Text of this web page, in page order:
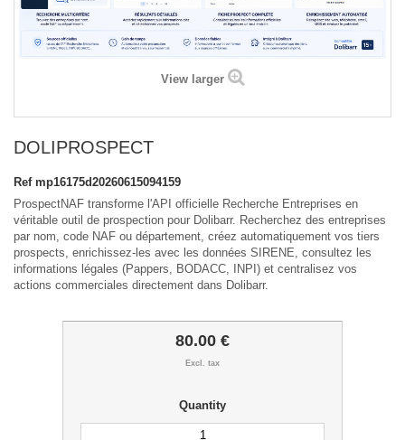
View larger
DOLIPROSPECT
Ref mp16175d20260615094159
ProspectNAF transforme l'API officielle Recherche Entreprises en
véritable outil de prospection pour Dolibarr. Recherchez des entreprises
par nom, code NAF ou département, créez automatiquement vos tiers
prospects, enrichissez-les avec les données SIRENE, consultez les
informations légales (Pappers, BODACC, INPI) et centralisez vos
actions commerciales directement dans Dolibarr.
80.00 €
Excl. tax
Quantity